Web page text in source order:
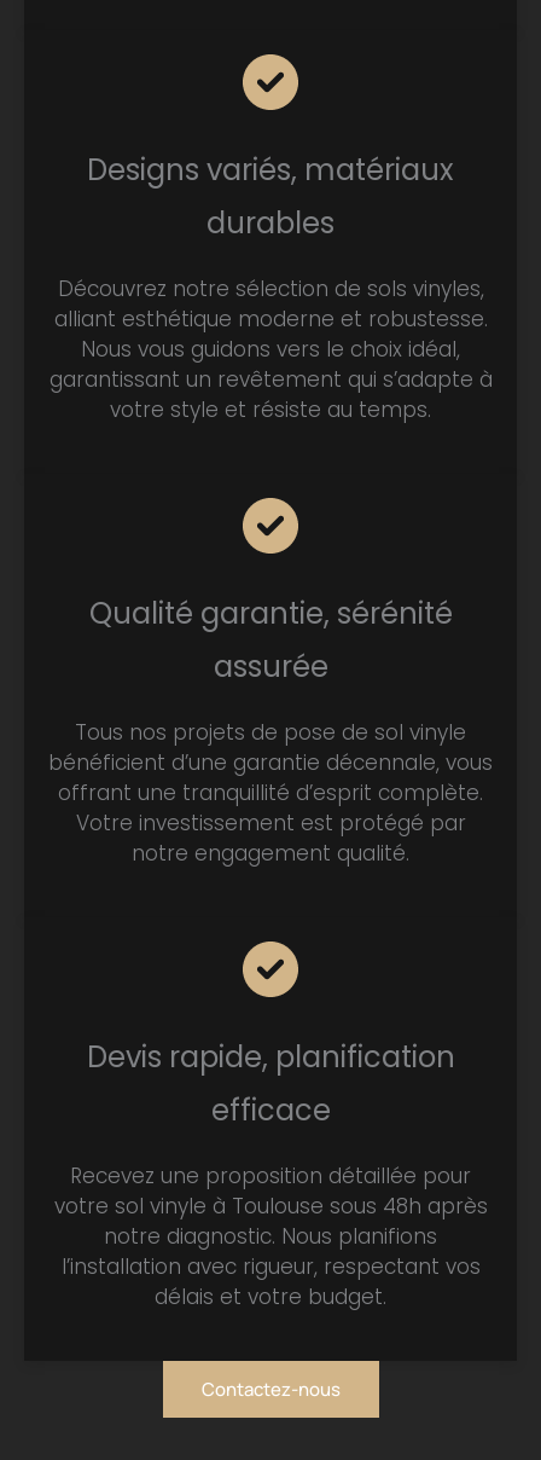
Designs variés, matériaux
durables
Découvrez notre sélection de sols vinyles,
alliant esthétique moderne et robustesse.
Nous vous guidons vers le choix idéal,
garantissant un revêtement qui s’adapte à
votre style et résiste au temps.
Qualité garantie, sérénité
assurée
Tous nos projets de pose de sol vinyle
bénéficient d’une garantie décennale, vous
offrant une tranquillité d’esprit complète.
Votre investissement est protégé par
notre engagement qualité.
Devis rapide, planification
efficace
Recevez une proposition détaillée pour
votre sol vinyle à Toulouse sous 48h après
notre diagnostic. Nous planifions
l’installation avec rigueur, respectant vos
délais et votre budget.
Contactez-nous